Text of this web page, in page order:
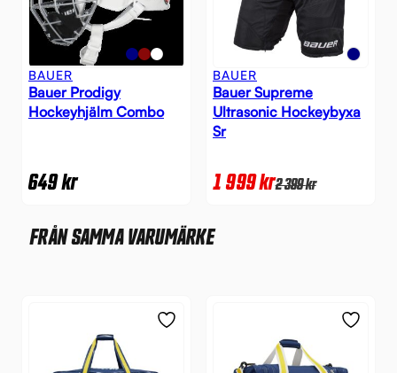
BAUER
Bauer Prodigy
Hockeyhjälm Combo
649kr
BAUER
Bauer Supreme
Ultrasonic Hockeybyxa
Sr
1 999kr2 399kr
FRÅN SAMMA VARUMÄRKE